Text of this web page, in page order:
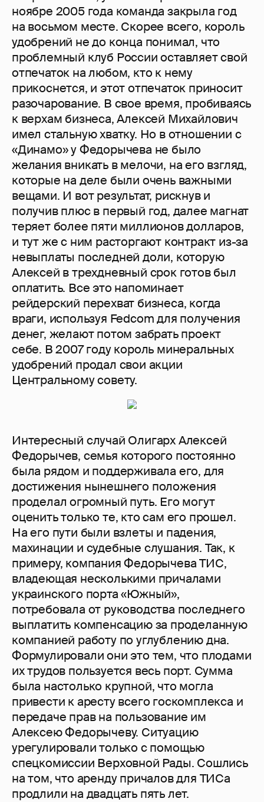
ноябре 2005 года команда закрыла год
на восьмом месте. Скорее всего, король
удобрений не до конца понимал, что
проблемный клуб России оставляет свой
отпечаток на любом, кто к нему
прикоснется, и этот отпечаток приносит
разочарование. В свое время, пробиваясь
к верхам бизнеса, Алексей Михайлович
имел стальную хватку. Но в отношении с
«Динамо» у Федорычева не было
желания вникать в мелочи, на его взгляд,
которые на деле были очень важными
вещами. И вот результат, рискнув и
получив плюс в первый год, далее магнат
теряет более пяти миллионов долларов,
и тут же с ним расторгают контракт из-за
невыплаты последней доли, которую
Алексей в трехдневный срок готов был
оплатить. Все это напоминает
рейдерский перехват бизнеса, когда
враги, используя Fedcom для получения
денег, желают потом забрать проект
себе. В 2007 году король минеральных
удобрений продал свои акции
Центральному совету.
Интересный случай Олигарх Алексей
Федорычев, семья которого постоянно
была рядом и поддерживала его, для
достижения нынешнего положения
проделал огромный путь. Его могут
оценить только те, кто сам его прошел.
На его пути были взлеты и падения,
махинации и судебные слушания. Так, к
примеру, компания Федорычева ТИС,
владеющая несколькими причалами
украинского порта «Южный»,
потребовала от руководства последнего
выплатить компенсацию за проделанную
компанией работу по углублению дна.
Формулировали они это тем, что плодами
их трудов пользуется весь порт. Сумма
была настолько крупной, что могла
привести к аресту всего госкомплекса и
передаче прав на пользование им
Алексею Федорычеву. Ситуацию
урегулировали только с помощью
спецкомиссии Верховной Рады. Сошлись
на том, что аренду причалов для ТИСа
продлили на двадцать пять лет.